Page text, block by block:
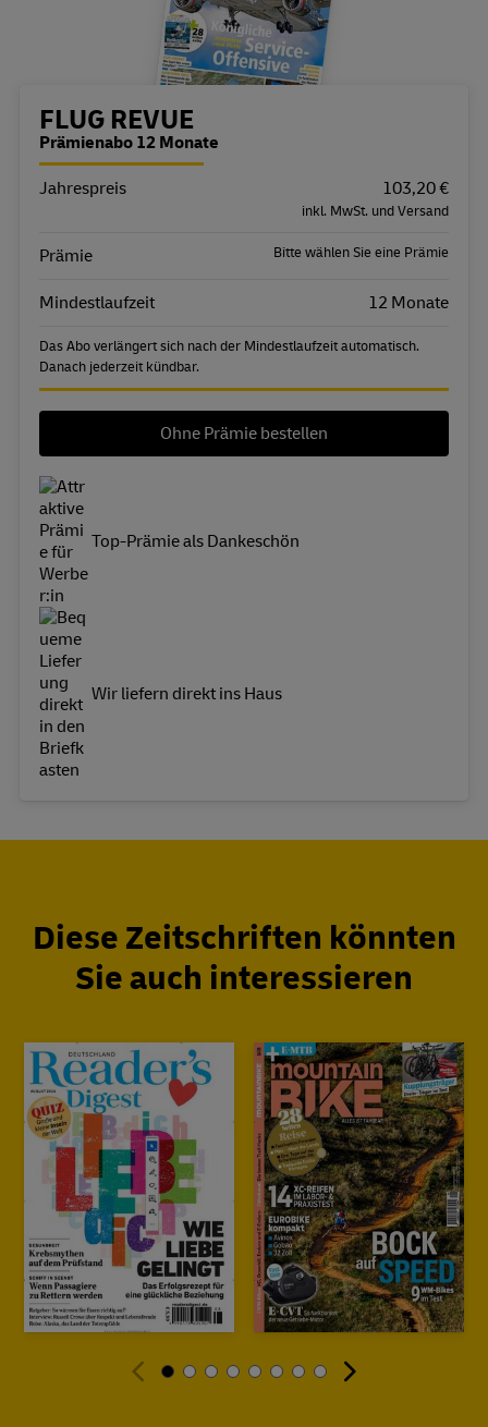
Bestellübersicht
FLUG REVUE
Prämienabo 12 Monate
Eigenschaft
Jahrespreis 103,20 €
inkl. MwSt. und Versand
Prämie Bitte wählen Sie eine Prämie
Mindestlaufzeit 12 Monate
Das Abo verlängert sich nach der Mindestlaufzeit automatisch.
Danach jederzeit kündbar.
Ohne Prämie bestellen
Top-Prämie als Dankeschön
Wir liefern direkt ins Haus
Diese Zeitschriften könnten
Sie auch interessieren